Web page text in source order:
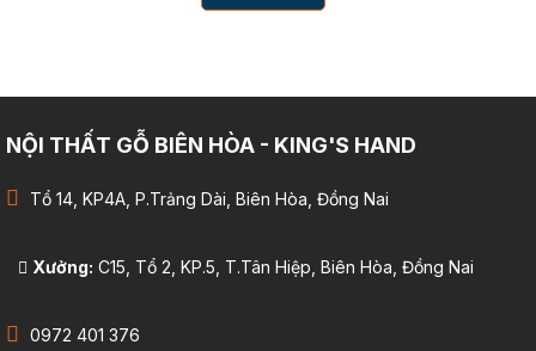
NỘI THẤT GỖ BIÊN HÒA - KING'S HAND
Tổ 14, KP4A, P.Trảng Dài, Biên Hòa, Đồng Nai
Xưởng: C15, Tổ 2, KP.5, T.Tân Hiệp, Biên Hòa, Đồng Nai
0972 401 376